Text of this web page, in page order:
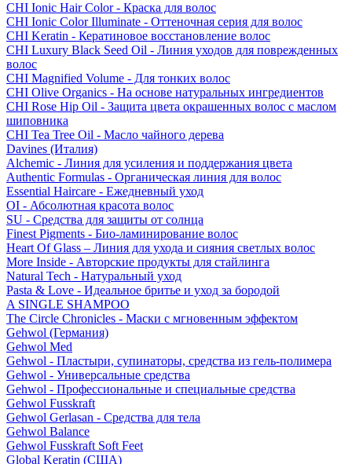
CHI Ionic Hair Color - Краска для волос
CHI Ionic Color Illuminate - Оттеночная серия для волос
CHI Keratin - Кератиновое восстановление волос
CHI Luxury Black Seed Oil - Линия уходов для поврежденных
волос
CHI Magnified Volume - Для тонких волос
CHI Olive Organics - На основе натуральных ингредиентов
CHI Rose Hip Oil - Защита цвета окрашенных волос с маслом
шиповника
CHI Tea Tree Oil - Масло чайного дерева
Davines (Италия)
Alchemic - Линия для усиления и поддержания цвета
Authentic Formulas - Органическая линия для волос
Essential Haircare - Eжедневный уход
OI - Абсолютная красота волос
SU - Средства для защиты от солнца
Finest Pigments - Био-ламинирование волос
Heart Of Glass – Линия для ухода и сияния светлых волос
More Inside - Авторские продукты для стайлинга
Natural Tech - Натуральный уход
Pasta & Love - Идеальное бритье и уход за бородой
A SINGLE SHAMPOO
The Circle Chronicles - Маски с мгновенным эффектом
Gehwol (Германия)
Gehwol Med
Gehwol - Пластыри, супинаторы, средства из гель-полимера
Gehwol - Универсальные средства
Gehwol - Профессиональные и специальные средства
Gehwol Fusskraft
Gehwol Gerlasan - Средства для тела
Gehwol Balance
Gehwol Fusskraft Soft Feet
Global Keratin (США)